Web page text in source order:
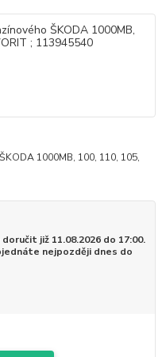
1000MB, 100, 110, 105,
již 11.08.2026 do 17:00.
nejpozději dnes do